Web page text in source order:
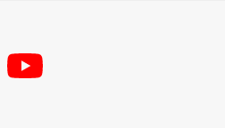
【Twitter】